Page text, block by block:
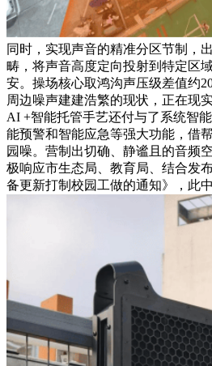
同时，实现声音的精准分区节制，
畴，将声音高度定向投射到特定区
安。操场核心取鸿沟声压级差值约
周边噪声建建浩繁的现状，正在现
AI +智能托管手艺还付与了系统智
能预警和智能应急等强大功能，借
园噪。营制出切确、静谧且的音频
极响应市生态局、教育局、结合发
备更新打制校园工做的通知》，此中